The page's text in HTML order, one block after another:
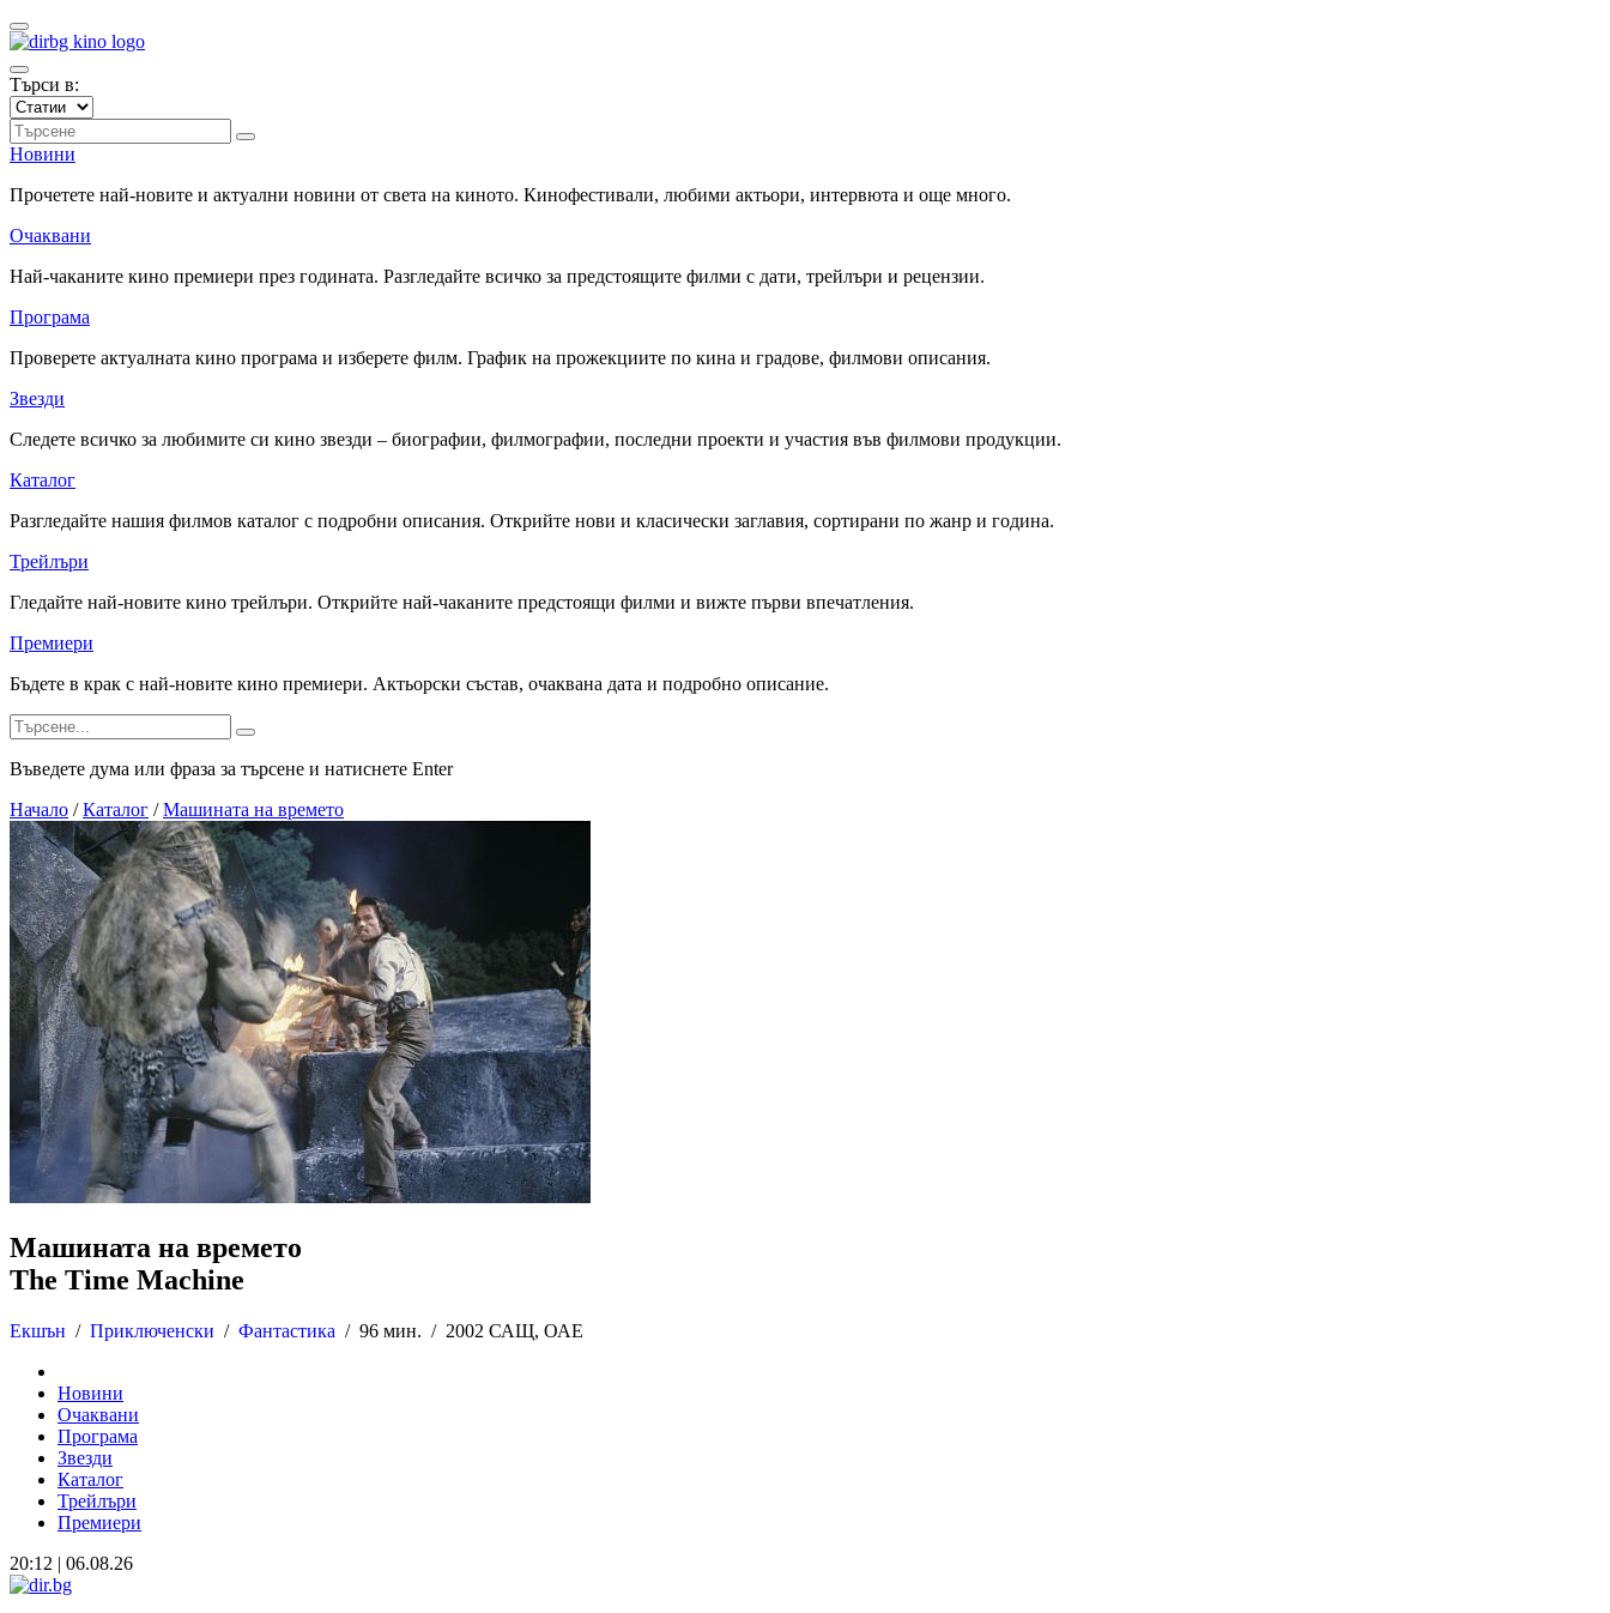
Търси в:
Новини
Прочетете най-новите и актуални новини от света на киното. Кинофестивали, любими актьори, интервюта и още много.
Очаквани
Най-чаканите кино премиери през годината. Разгледайте всичко за предстоящите филми с дати, трейлъри и рецензии.
Програма
Проверете актуалната кино програма и изберете филм. График на прожекциите по кина и градове, филмови описания.
Звезди
Следете всичко за любимите си кино звезди – биографии, филмографии, последни проекти и участия във филмови продукции.
Каталог
Разгледайте нашия филмов каталог с подробни описания. Открийте нови и класически заглавия, сортирани по жанр и година.
Трейлъри
Гледайте най-новите кино трейлъри. Открийте най-чаканите предстоящи филми и вижте първи впечатления.
Премиери
Бъдете в крак с най-новите кино премиери. Актьорски състав, очаквана дата и подробно описание.
Въведете дума или фраза за търсене и натиснете Enter
Начало / Каталог / Машината на времето
Машината на времето
The Time Machine
Екшън / Приключенски / Фантастика / 96 мин. / 2002 САЩ, ОАЕ
Новини
Очаквани
Програма
Звезди
Каталог
Трейлъри
Премиери
20:12 | 06.08.26